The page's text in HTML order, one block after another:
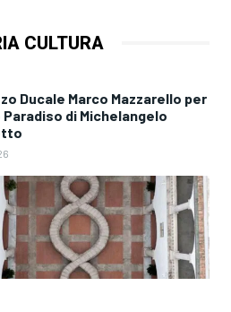
CULTURA
Ducale Marco Mazzarello per
Paradiso di Michelangelo